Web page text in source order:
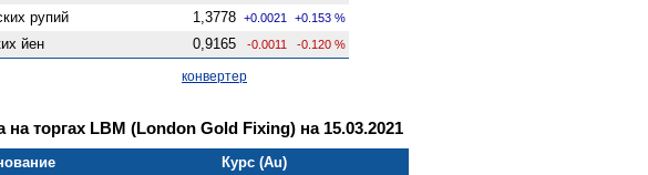
рупий 1,3778 +0.0021 +0.153 %
йен 0,9165 -0.0011 -0.120 %
конвертер
на торгах LBM (London Gold Fixing) на 15.03.2021
Курс (Au)